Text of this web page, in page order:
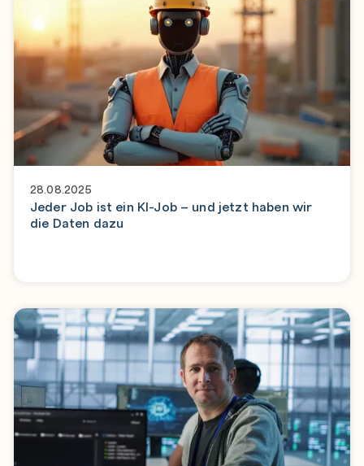
28.08.2025
Jeder Job ist ein KI-Job – und jetzt haben wir
die Daten dazu